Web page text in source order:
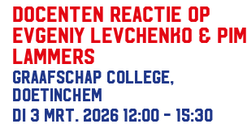
Docenten reactie op
Evgeniy Levchenko & Pim
Lammers
Graafschap College,
Doetinchem
di 3 mrt. 2026 12:00 - 15:30